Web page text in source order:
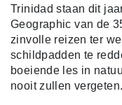
Trinidad staan dit
Geographic van de
zinvolle reizen ter
schildpadden te
boeiende les in
nooit zullen vergeten.